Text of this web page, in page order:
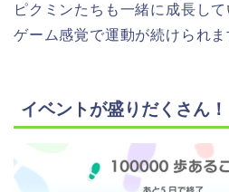
ピクミンたちも一緒に成長し
ゲーム感覚で運動が続けられま
イベントが盛りだくさん！